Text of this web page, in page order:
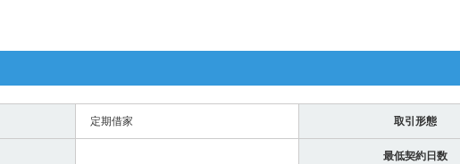
定期借家 取引形態
最低契約日数